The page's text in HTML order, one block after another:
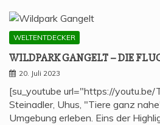
WELTENTDECKER
WILD­PARK GAN­GELT – DIE
20. Juli 2023
[su_youtube url="https://
Steinadler, Uhus, "Tiere ganz
Umgebung erleben. Eins der